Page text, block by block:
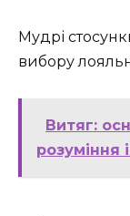
Мудрі
вибору
Витяг:
розуміння